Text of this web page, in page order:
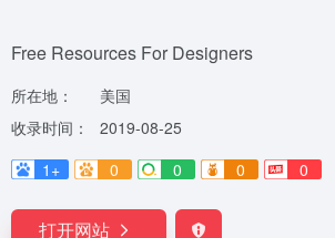
Free Resources For Designers
所在地：
美国
收录时间：
2019-08-25
1+
0 0 0 0
打开网站